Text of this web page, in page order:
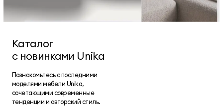
Каталог
с новинками Unika
Познакомьтесь с последними
моделями мебели Unika,
сочетающими современные
тенденции и авторский стиль.